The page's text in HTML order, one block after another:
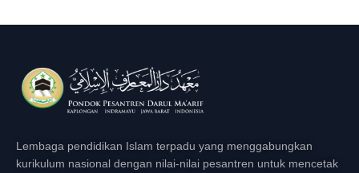
Lembaga pendidikan Islam terpadu yang menggabungkan
kurikulum nasional dengan nilai-nilai pesantren untuk mencetak